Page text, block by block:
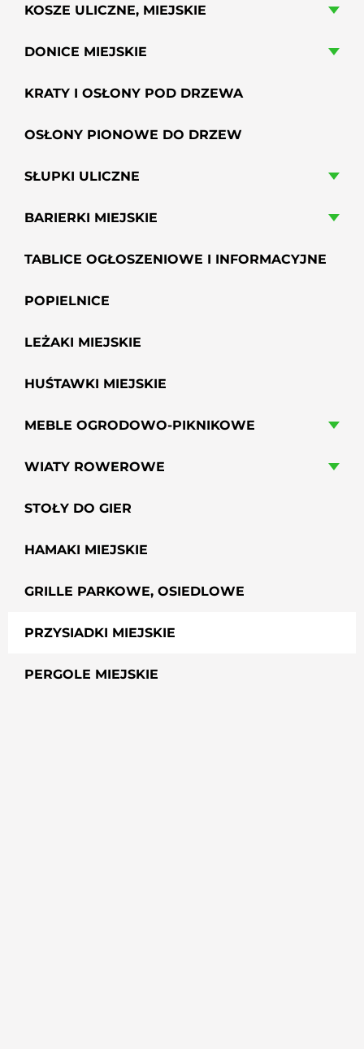
KOSZE ULICZNE, MIEJSKIE
DONICE MIEJSKIE
KRATY I OSŁONY POD DRZEWA
OSŁONY PIONOWE DO DRZEW
SŁUPKI ULICZNE
BARIERKI MIEJSKIE
TABLICE OGŁOSZENIOWE I INFORMACYJNE
POPIELNICE
LEŻAKI MIEJSKIE
HUŚTAWKI MIEJSKIE
MEBLE OGRODOWO-PIKNIKOWE
WIATY ROWEROWE
STOŁY DO GIER
HAMAKI MIEJSKIE
GRILLE PARKOWE, OSIEDLOWE
PRZYSIADKI MIEJSKIE
PERGOLE MIEJSKIE